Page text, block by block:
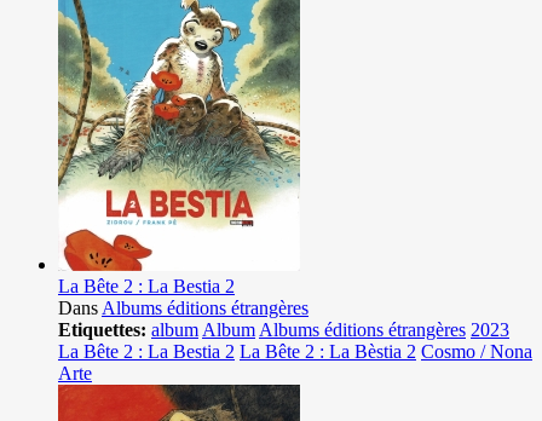
La Bête 2 : La Bestia 2
Dans Albums éditions étrangères
Etiquettes: album Album Albums éditions étrangères 2023
La Bête 2 : La Bestia 2 La Bête 2 : La Bèstia 2 Cosmo / Nona
Arte